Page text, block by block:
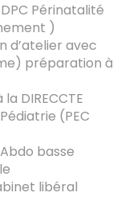
Périnatalité
)
d’atelier avec
préparation à
DIRECCTE
(PEC
basse
libéral